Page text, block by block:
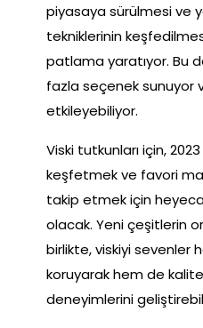
piyasaya sürülmesi ve
tekniklerinin
patlama yaratıyor. Bu
fazla seçenek sunuyor
etkileyebiliyor.
Viski tutkunları için,
keşfetmek ve favori
takip etmek için
olacak. Yeni çeşitlerin
birlikte, viskiyi sevenler
koruyarak hem de
deneyimlerini